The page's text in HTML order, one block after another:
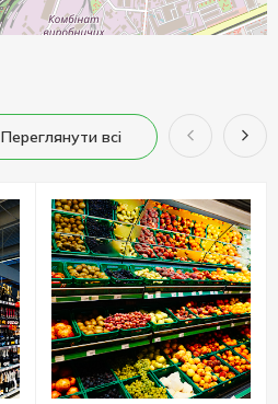
Переглянути всі